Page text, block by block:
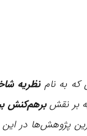
که به نامنظریه
بر نقشبرهم‌کنش
پژوهش‌ها در این